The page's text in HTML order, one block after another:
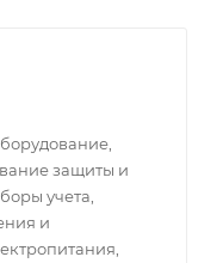
защиты и
учета,
и